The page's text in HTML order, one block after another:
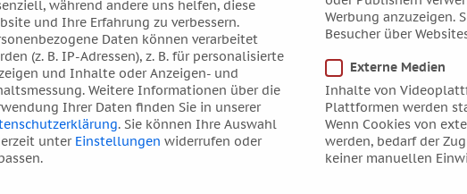
während andere uns helfen, diese
und Ihre Erfahrung zu verbessern.
Daten können verarbeitet
(z. B. IP-Adressen), z. B. für personalisierte
und Inhalte oder Anzeigen- und
Weitere Informationen über die
Ihrer Daten finden Sie in unserer
. Sie können Ihre Auswahl
unter Einstellungen widerrufen oder
Werbung anzuzeigen.
Besucher über
Externe Medien
Inhalte von
Plattformen werden
Wenn Cookies von
werden, bedarf der
keiner manuellen